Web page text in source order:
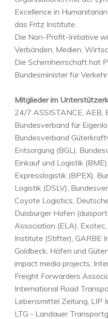
Excellence in
das Fritz Institute.
Die Non-Profit-Initiative
Verbänden, Medien,
Die Schirmherrschaft hat
Bundesminister für
Mitglieder im
24/7 ASSISTANCE, AEB,
Bundesverband für
Bundesverband
Entsorgung (BGL),
Einkauf und Logistik
Expresslogistik (BPEX),
Logistik (DSLV),
Coyote Logistics,
Duisburger Hafen
Association (ELA),
Institute (Stifter), GARBE
Goldbeck, Häfen und
impact media projects,
Freight Forwarders
International Road
Lebensmittel Zeitung, LIP
LTG - Landauer